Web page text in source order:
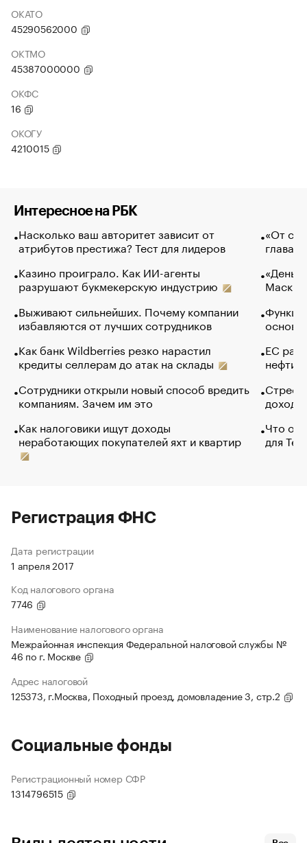
ОКАТО
45290562000
ОКТМО
45387000000
ОКФС
16
ОКОГУ
4210015
Интересное на РБК
Насколько ваш авторитет зависит от
атрибутов престижа? Тест для лидеров
Казино проиграло. Как ИИ-агенты
разрушают букмекерскую индустрию
Выживают сильнейших. Почему компании
избавляются от лучших сотрудников
Как банк Wildberries резко нарастил
кредиты селлерам до атак на склады
Сотрудники открыли новый способ вредить
компаниям. Зачем им это
Как налоговики ищут доходы
неработающих покупателей яхт и квартир
«От
глава
Маск в
основ
ЕС
нефти
Что
для
Регистрация ФНС
Дата регистрации
1 апреля 2017
Код налогового органа
7746
Наименование налогового органа
Межрайонная инспекция Федеральной налоговой службы №
46 по г. Москве
Адрес налоговой
125373, г.Москва, Походный проезд, домовладение 3, стр.2
Социальные фонды
Регистрационный номер СФР
1314796515